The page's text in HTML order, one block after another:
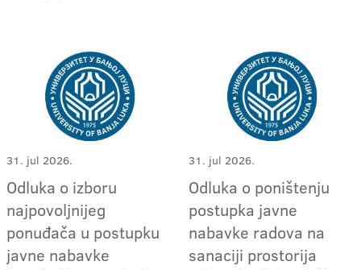
31. jul 2026.
Odluka o izboru
najpovoljnijeg
ponuđača u postupku
javne nabavke
31. jul 2026.
Odluka o poništenju
postupka javne
nabavke radova na
sanaciji prostorija